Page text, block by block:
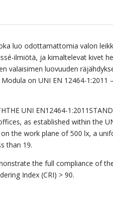
luo odottamattomia valon
ilmiötä, ja kimaltelevat kivet
valaisimen luovuuden
on UNI EN 12464-1:2011 –
THE UNI EN12464-1:2011
as established within the
the work plane of 500 lx, a
than 19.
the full compliance of
Index (CRI) > 90.